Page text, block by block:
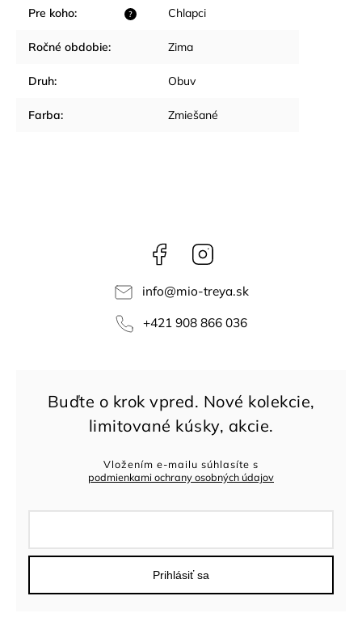
?
Pre koho: Chlapci
Ročné obdobie: Zima
Druh: Obuv
Farba: Zmiešané
Facebook
info@mio-treya.sk
+421 908 866 036
Vložením e-mailu súhlasíte s
podmienkami ochrany osobných údajov
Prihlásiť sa